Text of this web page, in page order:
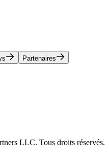
Partenaires​​
LLC. Tous droits réservés.​​